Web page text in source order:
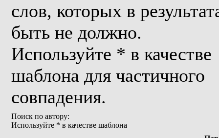
слов, которых в
быть не должно.
Используйте * в качестве
шаблона для частичного
совпадения.
Поиск по автору:
Используйте * в качестве шаблона